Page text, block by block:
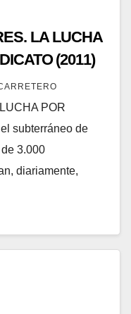
LA LUCHA
(2011)
POR
subterráneo de
3.000
diariamente,